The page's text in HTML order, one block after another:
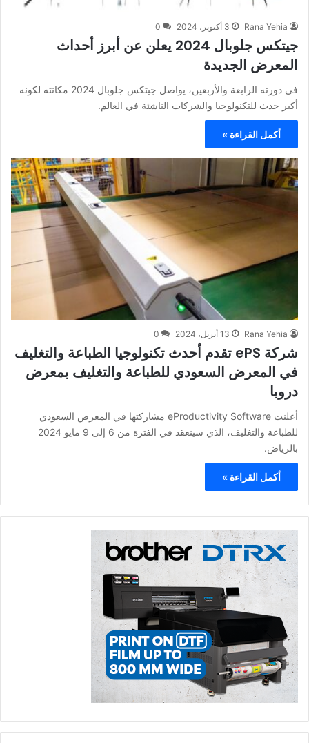
Rana Yehia 3 أكتوبر، 2024 0
جيتكس جلوبال 2024 يعلن عن أبرز أحداث
المعرض الجديدة
في دورته الرابعة والأربعين، يواصل جيتكس جلوبال 2024 مكانته لكونه
أكبر حدث للتكنولوجيا والشركات الناشئة في العالم.
أكمل القراءة »
Rana Yehia 13 أبريل، 2024 0
شركة ePS تقدم أحدث تكنولوجيا الطباعة والتغليف
في المعرض السعودي للطباعة والتغليف بمعرض
دروبا
أعلنت eProductivity Software مشاركتها في المعرض السعودي
للطباعة والتغليف، الذي سينعقد في الفترة من 6 إلى 9 مايو 2024
بالرياض.
أكمل القراءة »